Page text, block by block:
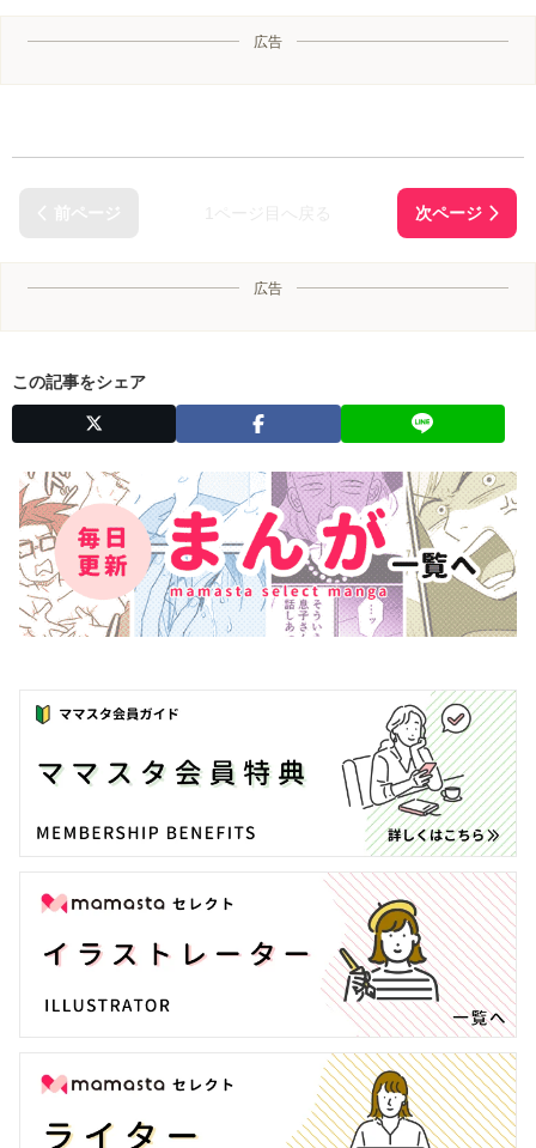
広告
広告
この記事をシェア